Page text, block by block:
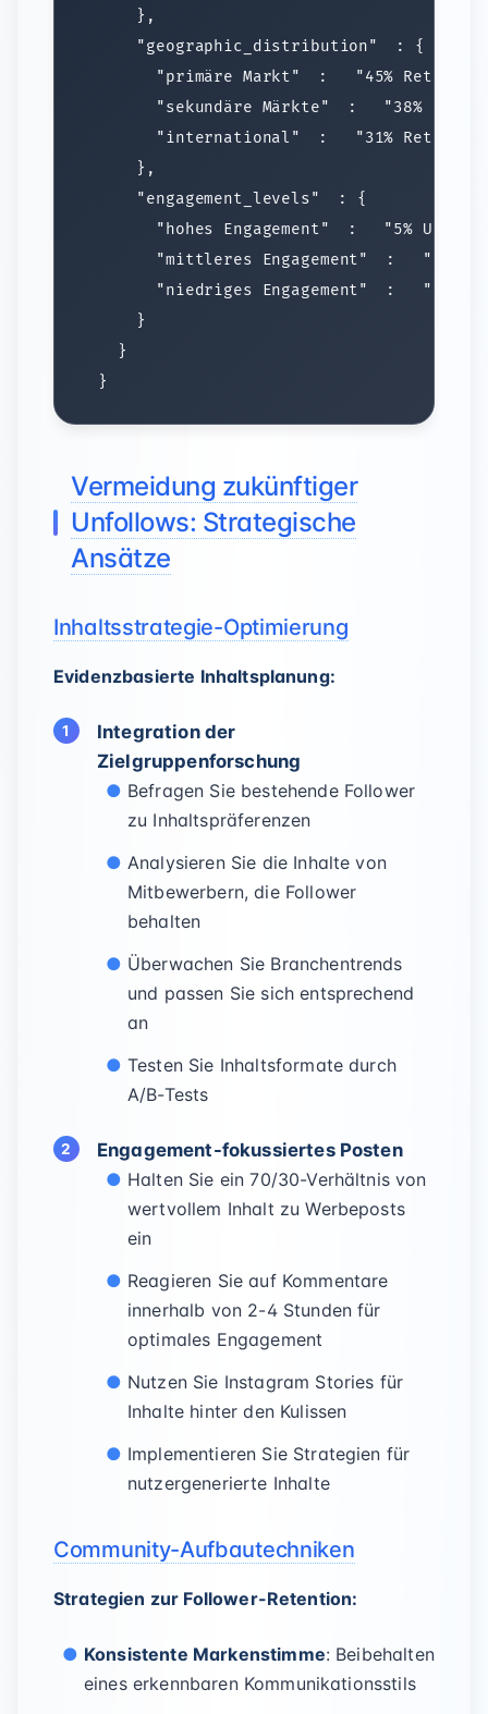
    "geographic_distribution"
      "primäre Markt"
:
"45%
      "sekundäre Märkte"
:
"38%
      "international"
:
    "engagement_levels"
      "hohes Engagement"
:
"5%
      "mittleres Engagement"
:
"15%
      "niedriges Engagement"
:
Vermeidung zukünftiger
Unfollows: Strategische
Ansätze
Inhaltsstrategie-Optimierung
Evidenzbasierte Inhaltsplanung:
Integration der
Zielgruppenforschung
Befragen Sie bestehende Follower
zu Inhaltspräferenzen
Analysieren Sie die Inhalte von
Mitbewerbern, die Follower
behalten
Überwachen Sie Branchentrends
und passen Sie sich entsprechend
an
Testen Sie Inhaltsformate durch
A/B-Tests
Engagement-fokussiertes Posten
Halten Sie ein 70/30-Verhältnis von
wertvollem Inhalt zu Werbeposts
ein
Reagieren Sie auf Kommentare
innerhalb von 2-4 Stunden für
optimales Engagement
Nutzen Sie Instagram Stories für
Inhalte hinter den Kulissen
Implementieren Sie Strategien für
nutzergenerierte Inhalte
Community-Aufbautechniken
Strategien zur Follower-Retention:
Konsistente Markenstimme: Beibehalten
eines erkennbaren Kommunikationsstils